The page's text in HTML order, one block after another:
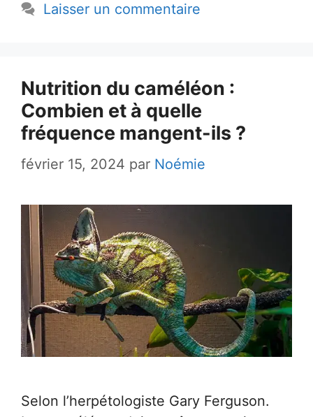
Laisser un commentaire
Nutrition du caméléon :
Combien et à quelle
fréquence mangent-ils ?
février 15, 2024 par Noémie
Selon l’herpétologiste Gary Ferguson.